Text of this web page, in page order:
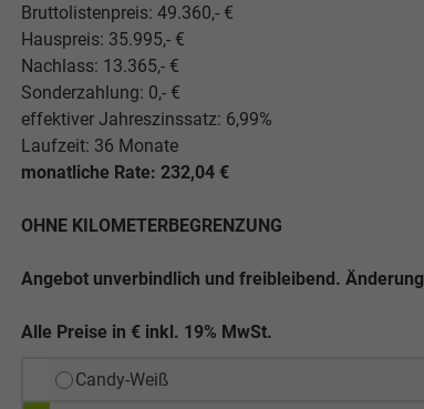
Bruttolistenpreis: 49.360,- €
Hauspreis: 35.995,- €
Nachlass: 13.365,- €
Sonderzahlung: 0,- €
effektiver Jahreszinssatz: 6,99%
Laufzeit: 36 Monate
monatliche Rate: 232,04 €
OHNE KILOMETERBEGRENZUNG
Angebot unverbindlich und freibleibend.
Alle Preise in € inkl. 19% MwSt.
Candy-Weiß